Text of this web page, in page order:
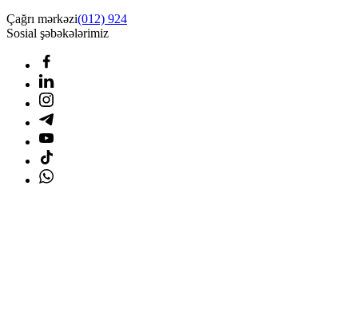
Çağrı mərkəzi(012) 924
Sosial şəbəkələrimiz